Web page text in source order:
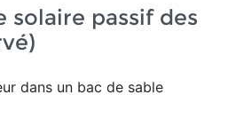
solaire passif des
dans un bac de sable